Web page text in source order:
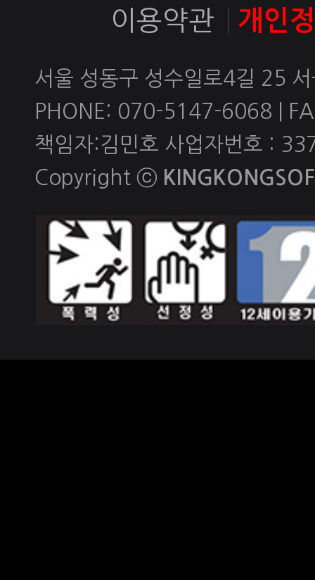
이용약관 개인
서울 성동구 성수일로4길 25
PHONE: 070-5147-6068 |
책임자:김민호 사업자번호 :
Copyright ⓒ